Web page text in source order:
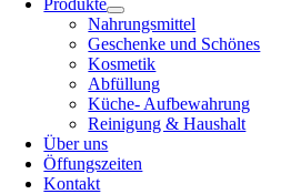
Produkte
Nahrungsmittel
Geschenke und Schönes
Kosmetik
Abfüllung
Küche- Aufbewahrung
Reinigung & Haushalt
Über uns
Öffungszeiten
Kontakt